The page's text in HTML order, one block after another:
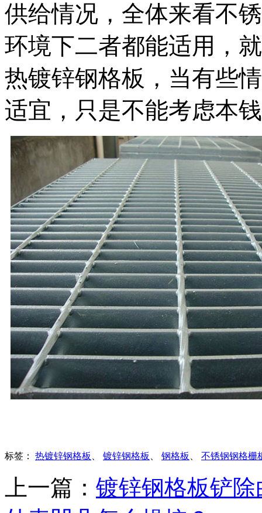
供给情况，全体来看不
环境下二者都能适用，
热镀锌钢格板，当有些
适宜，只是不能考虑本
标签： 热镀锌钢格板 镀锌钢格板 钢格板 不锈钢钢格栅
上一篇： 镀锌钢格板铲